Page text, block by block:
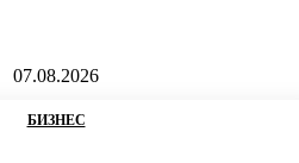
07.08.2026
БИЗНЕС